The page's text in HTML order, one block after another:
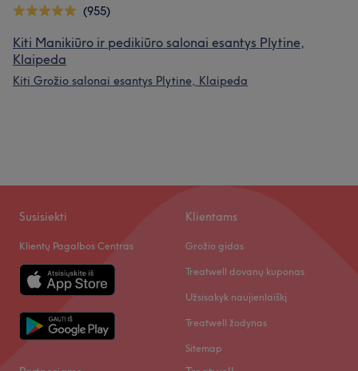
(955)
Kiti Manikiūro ir pedikiūro salonai esantys Plytine,
Klaipeda
Kiti Grožio salonai esantys Plytine, Klaipeda
Susisiekti
Klientų Pagalbos Centras
Klientams
Grožio gidas
Treatwell dovanų kuponas
Užsisakyk naujienlaiškį
Treatwell žodynas
Sitemap